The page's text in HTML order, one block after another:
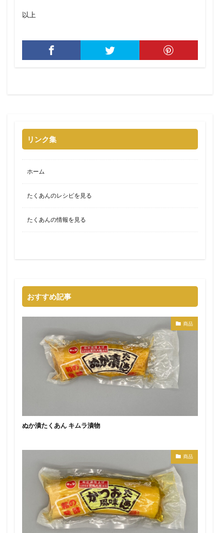
以上
リンク集
ホーム
たくあんのレシピを見る
たくあんの情報を見る
おすすめ記事
商品
ぬか漬たくあん キムラ漬物
商品